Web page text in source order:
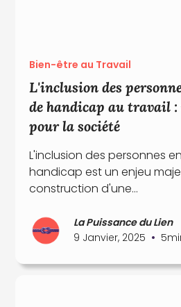
Bien-être au Travail
L'inclusion des
de handicap au travail
pour la société
L'inclusion des personnes
handicap est un enjeu
construction d'une...
La Puissance du Lien
9 Janvier, 2025 • 5